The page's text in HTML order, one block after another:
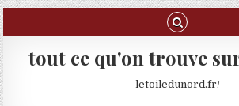
Skip to content
tout ce qu'on trouve
letoiledunord.fr/